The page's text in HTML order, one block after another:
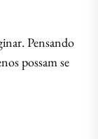
Pensando
possam se